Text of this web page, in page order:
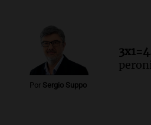
Por Sergio Suppo